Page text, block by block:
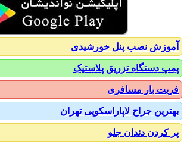
نصب پنل خورشیدی
دستگاه تزریق پلاستیک
بار مسافری
جراح لاپاراسکوپی تهران
دندان جلو